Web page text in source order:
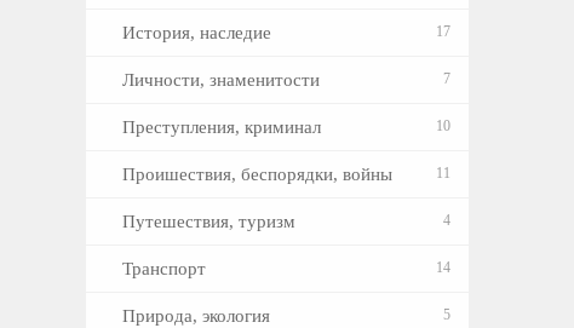
История, наследие 17
Личности, знаменитости 7
Преступления, криминал 10
Проишествия, беспорядки, войны 11
Путешествия, туризм 4
Транспорт 14
Природа, экология 5